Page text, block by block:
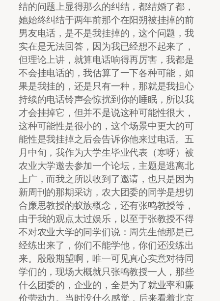
结的问题上显得那么的纠结，都结婚了都，
她始终纠结于两年前那个在阳朔被挂掉的前
男友电话，是不是我挂掉的，这个问题，我
实在是无法回答，因为我已经想不起来了，
但理论上讲，就算电话响得再厉害，我都是
不会挂电话的，我估算了一下各种可能，如
果是我挂的，还是只有一种，那就是我担心
持续的电话铃声会惊扰到你的睡眠，所以我
才会挂掉它，但并不是说这种可能性很大，
这种可能性是很小的，这个场景中更大的可
能性是我挂掉之后会告诉你他来过电话。五
月中旬，我作为大学生毕业代表（寒呀）被
农业大学邀去参加一个论坛，主题是逃离北
上广，而我之所以收到了邀请，也只是因为
新周刊的那期采访，农大团委的同学是想切
合廉思教授的蚁族概念，还有张鸣教授等，
由于我的观点太过娱乐，以至于张教授不得
不对农业大学的同学们说：周先生他那是已
经练出来了，你们不能学他，你们还没练出
来。殷殷期望啊，唯一可见真心实意对待同
学们的，现场大概就只张鸣教授一人，那些
什么团委的，企业的，全是为了就业率和廉
价劳动力。当时没什么感觉，后来看着北京